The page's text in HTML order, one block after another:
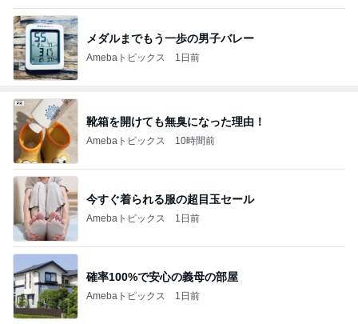
メダルまでもう一歩の男子バレー
Amebaトピックス 1日前
靴箱を開けても無臭になった理由！
Amebaトピックス 10時間前
今すぐ着られる服の超目玉セール
Amebaトピックス 1日前
確率100%で安心の義母の部屋
Amebaトピックス 1日前